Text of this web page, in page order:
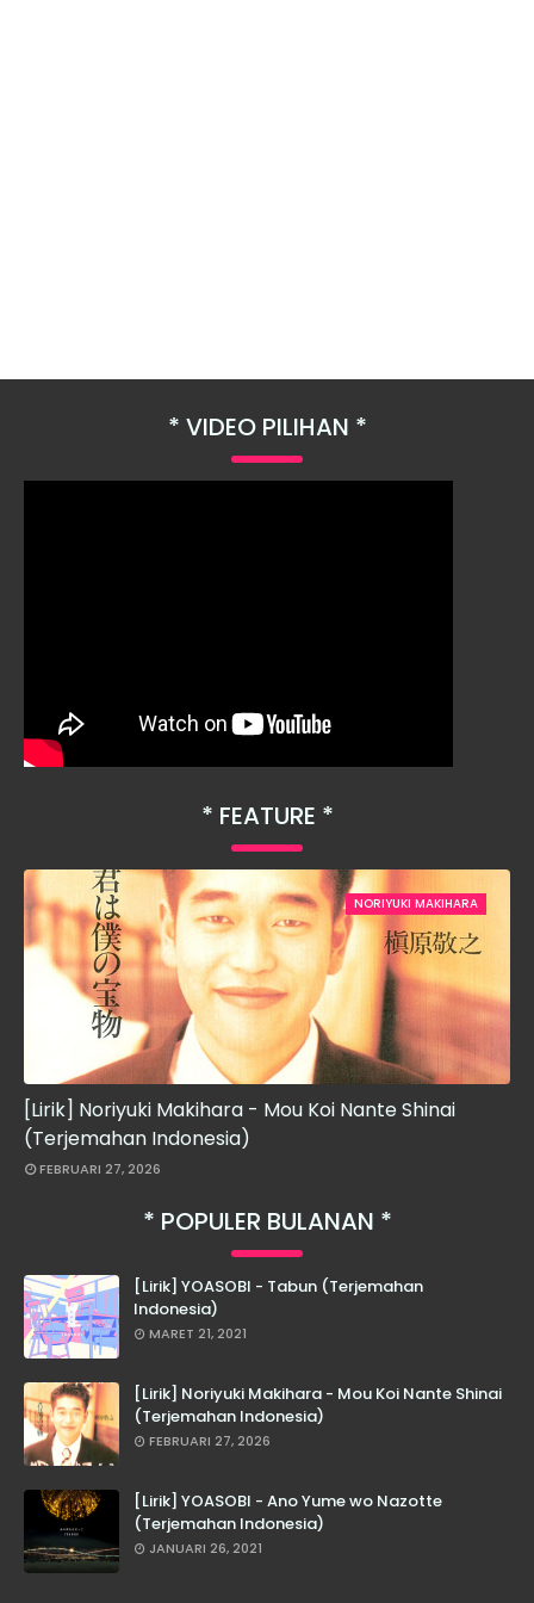
VIDEO PILIHAN
FEATURE
NORIYUKI MAKIHARA
[Lirik] Noriyuki Makihara - Mou Koi Nante Shinai
(Terjemahan Indonesia)
FEBRUARI 27, 2026
POPULER BULANAN
[Lirik] YOASOBI - Tabun (Terjemahan
Indonesia)
MARET 21, 2021
[Lirik] Noriyuki Makihara - Mou Koi Nante Shinai
(Terjemahan Indonesia)
FEBRUARI 27, 2026
[Lirik] YOASOBI - Ano Yume wo Nazotte
(Terjemahan Indonesia)
JANUARI 26, 2021